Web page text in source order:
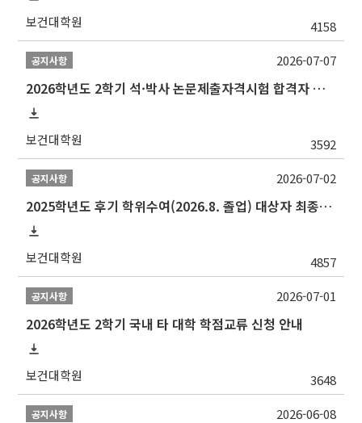
보건대학원 4158
공지사항
2026학년도 2학기 석·박사 논문제출자격시험 합격자 공고(TSQ Exam Result)
보건대학원 3592
2026-07-07
공지사항
2025학년도 후기 학위수여(2026.8. 졸업) 대상자 최종인준 논문 제출 안내
보건대학원 4857
2026-07-02
공지사항
2026학년도 2학기 국내 타 대학 학점교류 신청 안내
보건대학원 3648
2026-07-01
공지사항 2026-06-08